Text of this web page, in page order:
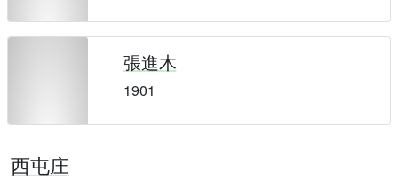
張進木
1901
西屯庄